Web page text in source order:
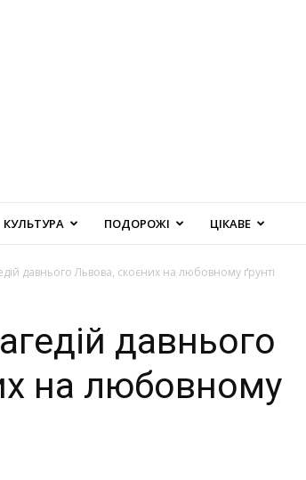
КУЛЬТУРА ПОДОРОЖІ ЦІКАВЕ
давнього Львова, скоєних на любовному ґрунті
давнього
на любовному